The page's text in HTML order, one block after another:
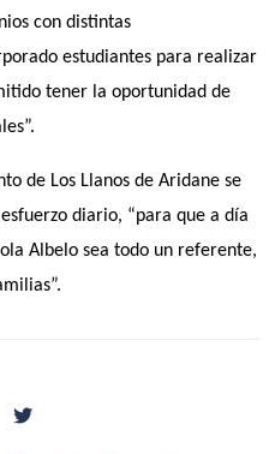
con distintas
estudiantes para realizar
tener la oportunidad de
de Los Llanos de Aridane se
diario, “para que a día
Albelo sea todo un referente,